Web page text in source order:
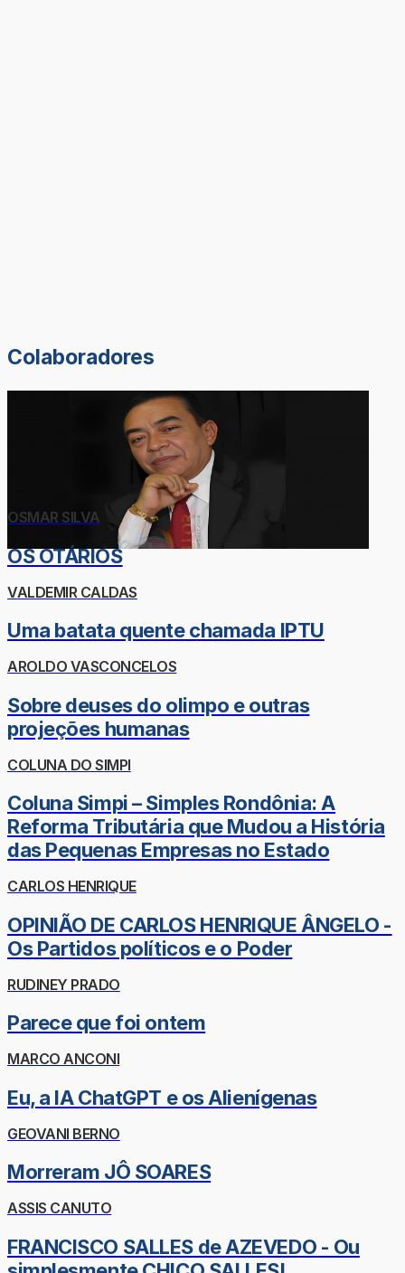
Colaboradores
OSMAR SILVA
OS OTÁRIOS
VALDEMIR CALDAS
Uma batata quente chamada IPTU
AROLDO VASCONCELOS
Sobre deuses do olimpo e outras
projeções humanas
COLUNA DO SIMPI
Coluna Simpi – Simples Rondônia: A
Reforma Tributária que Mudou a História
das Pequenas Empresas no Estado
CARLOS HENRIQUE
OPINIÃO DE CARLOS HENRIQUE ÂNGELO -
Os Partidos políticos e o Poder
RUDINEY PRADO
Parece que foi ontem
MARCO ANCONI
Eu, a IA ChatGPT e os Alienígenas
GEOVANI BERNO
Morreram JÔ SOARES
ASSIS CANUTO
FRANCISCO SALLES de AZEVEDO - Ou